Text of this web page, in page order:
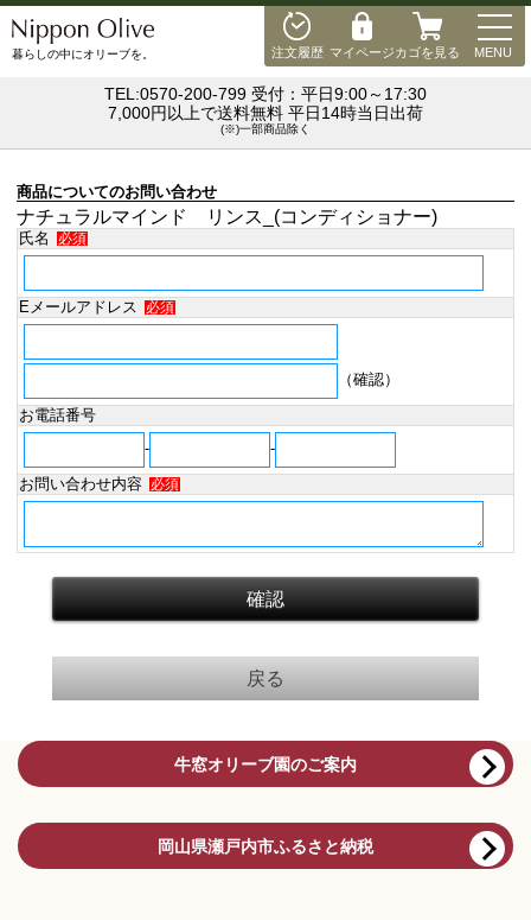
注文履歴 マイページカゴを見る MENU
暮らしの中にオリーブを。
TEL:0570-200-799 受付：平日9:00～17:30
7,000円以上で送料無料 平日14時当日出荷
(※)一部商品除く
商品についてのお問い合わせ
ナチュラルマインド リンス_(コンディショナー)
氏名 必須
Eメールアドレス 必須
（確認）
お電話番号
-
-
お問い合わせ内容
必須
牛窓オリーブ園のご案内
岡山県瀬戸内市ふるさと納税